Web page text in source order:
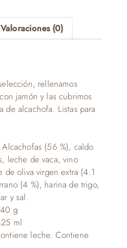
Valoraciones (0)
rellenamos
jamón y las cubrimos
de alcachofa. Listas para
(56 %), caldo
leche de vaca, vino
de oliva virgen extra (4.1
(4 %), harina de trigo,
y sal.
g
ml
leche. Contiene